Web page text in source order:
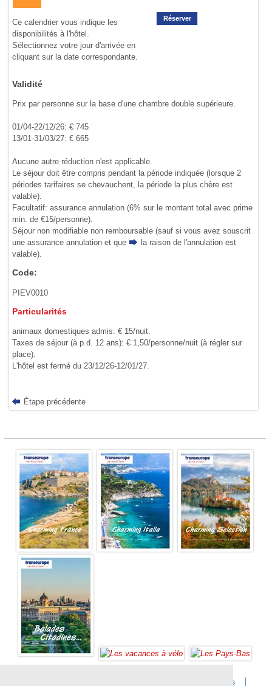
Ce calendrier vous indique les
disponibilités à l'hôtel.
Sélectionnez votre jour d'arrivée en
cliquant sur la date correspondante.
Réserver
Validité
Prix par personne sur la base d'une chambre double supérieure.
01/04-22/12/26: € 745
13/01-31/03/27: € 665
Aucune autre réduction n'est applicable.
Le séjour doit être compris pendant la période indiquée (lorsque 2
périodes tarifaires se chevauchent, la période la plus chère est
valable).
Facultatif: assurance annulation (6% sur le montant total avec prime
min. de €15/personne).
Séjour non modifiable non remboursable (sauf si vous avez souscrit
une assurance annulation et que
la raison de l'annulation est
valable).
Code:
PIEV0010
Particularités
animaux domestiques admis: € 15/nuit.
Taxes de séjour (à p.d. 12 ans): € 1,50/personne/nuit (à régler sur
place).
L'hôtel est fermé du 23/12/26-12/01/27.
Étape précédente
Postes vacants